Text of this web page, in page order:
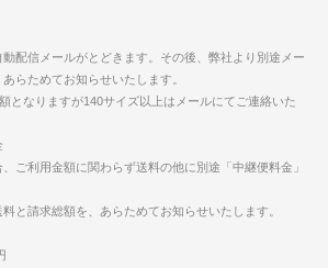
配信メールがとどきます。その後、弊社より別途メー
らためてお知らせいたします。
となりますが140サイズ以上はメールにてご連絡いた
ご利用金額に関わらず送料の他に別途「中継便料金」
と請求総額を、あらためてお知らせいたします。